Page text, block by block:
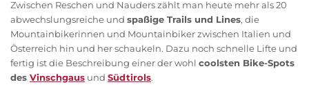
Zwischen Reschen und Nauders zählt man heute mehr als 20
abwechslungsreiche und spaßige Trails und Lines, die
Mountainbikerinnen und Mountainbiker zwischen Italien und
Österreich hin und her schaukeln. Dazu noch schnelle Lifte und
fertig ist die Beschreibung einer der wohl coolsten Bike-Spots
des Vinschgaus und Südtirols.